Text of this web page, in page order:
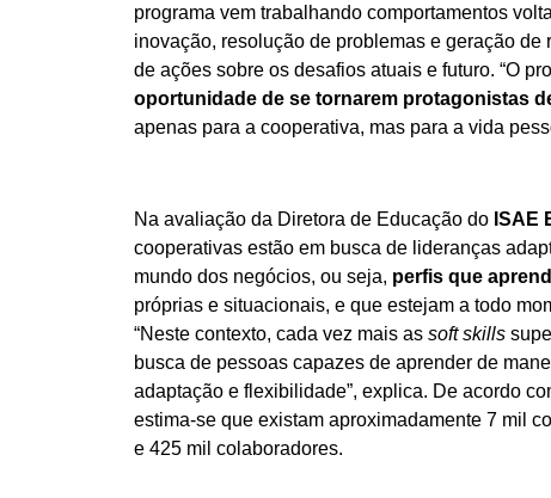
programa vem trabalhando comportamentos
inovação, resolução de problemas e geração
de ações sobre os desafios atuais e futuro. “O
oportunidade de se tornarem protagonistas
apenas para a cooperativa, mas para a vida
Na avaliação da Diretora de Educação do ISAE
cooperativas estão em busca de lideranças
mundo dos negócios, ou seja, perfis que
próprias e situacionais, e que estejam a todo
“Neste contexto, cada vez mais as soft skills
busca de pessoas capazes de aprender de
adaptação e flexibilidade”, explica. De acordo
estima-se que existam aproximadamente 7 mil
e 425 mil colaboradores.